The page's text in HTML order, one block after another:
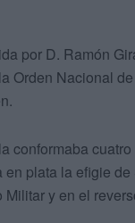
por D. Ramón
Orden Nacional
conformaba
plata la efigie
y en el